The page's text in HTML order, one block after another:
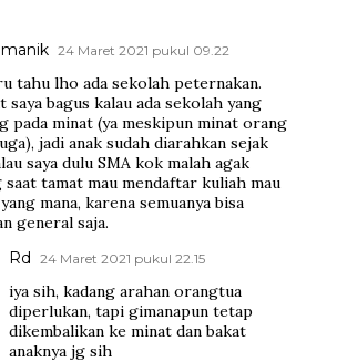
24 Maret 2021 pukul 09.22
tahu lho ada sekolah peternakan.
saya bagus kalau ada sekolah yang
pada minat (ya meskipun minat orang
jadi anak sudah diarahkan sejak
saya dulu SMA kok malah agak
saat tamat mau mendaftar kuliah mau
mana, karena semuanya bisa
general saja.
Rd 24 Maret 2021 pukul 22.15
iya sih, kadang arahan orangtua
diperlukan, tapi gimanapun tetap
dikembalikan ke minat dan bakat
anaknya jg sih